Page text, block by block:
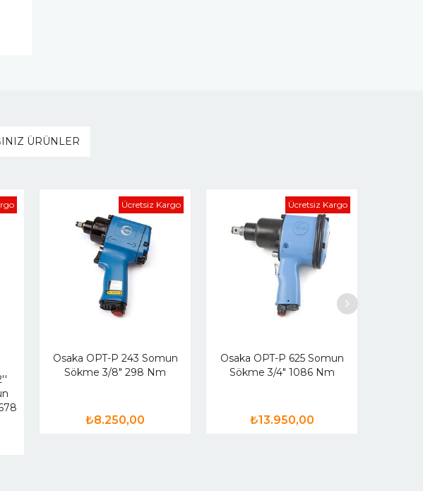
ÜRÜNLER
Osaka OPT-P 243 Somun
Sökme 3/8" 298 Nm
₺8.250,00
Ücretsiz Kargo
Osaka OPT-P 625 Somun
Sökme 3/4" 1086 Nm
₺13.950,00
Ücretsiz Kargo